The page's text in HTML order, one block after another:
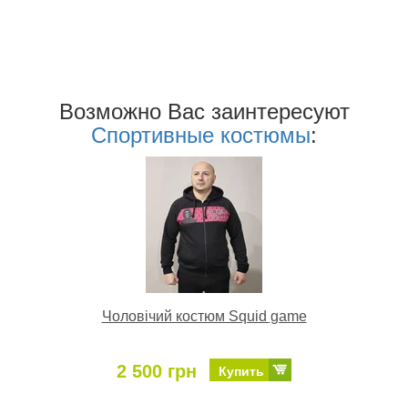
Возможно Ваc заинтересуют
Спортивные костюмы:
Чоловічий костюм Squid game
2 500 грн Купить